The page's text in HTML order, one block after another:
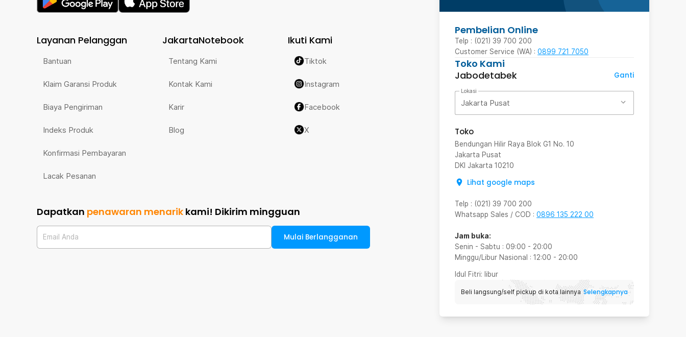
Pembelian Online
Telp : (021) 39 700 200
Customer Service (WA) : 0899 721 7050
Toko Kami
Jabodetabek
Ganti
Lokasi
Jakarta Pusat
Toko
Bendungan Hilir Raya Blok G1 No. 10
Jakarta Pusat
DKI Jakarta 10210
Lihat google maps
Telp : (021) 39 700 200
Whatsapp Sales / COD : 0896 135 222 00
Jam buka:
Senin - Sabtu : 09:00 - 20:00
Minggu/Libur Nasional : 12:00 - 20:00
Idul Fitri: libur
Beli langsung/self pickup di kota lainnya Selengkapnya
Layanan Pelanggan
Bantuan
Klaim Garansi Produk
Biaya Pengiriman
Indeks Produk
Konfirmasi Pembayaran
Lacak Pesanan
JakartaNotebook
Tentang Kami
Kontak Kami
Karir
Blog
Ikuti Kami
Tiktok
Instagram
Facebook
X
Dapatkan penawaran menarik kami! Dikirim mingguan
Email Anda Mulai Berlangganan